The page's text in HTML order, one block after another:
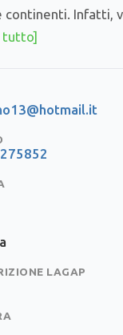
continenti. Infatti,
tutto]
LAGAP